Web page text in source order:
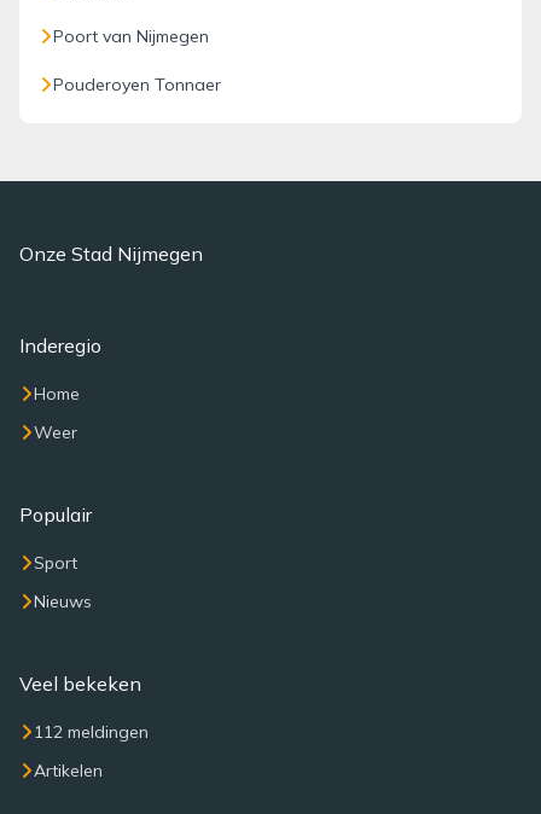
Poort van Nijmegen
Pouderoyen Tonnaer
Onze Stad Nijmegen
Inderegio
Home
Weer
Populair
Sport
Nieuws
Veel bekeken
112 meldingen
Artikelen